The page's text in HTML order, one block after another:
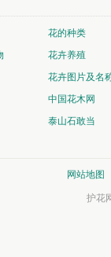
花的种类
花卉养殖
花卉图片及名
中国花木网
泰山石敢当
网站地图
护花